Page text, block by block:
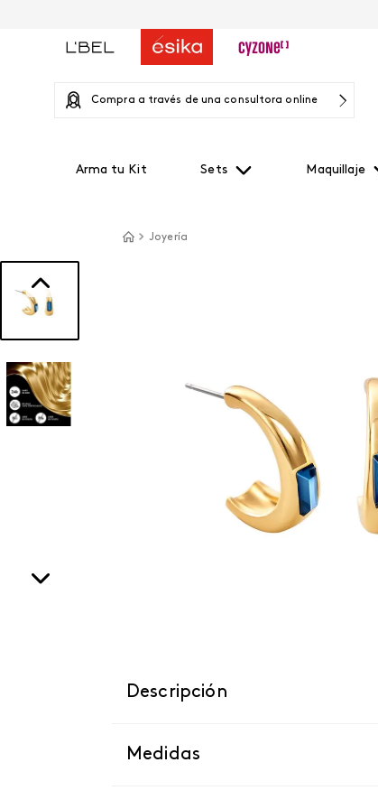
Compra a través de una consultora online
Arma tu Kit Sets Maquillaje
Joyería
Descripción
Medidas